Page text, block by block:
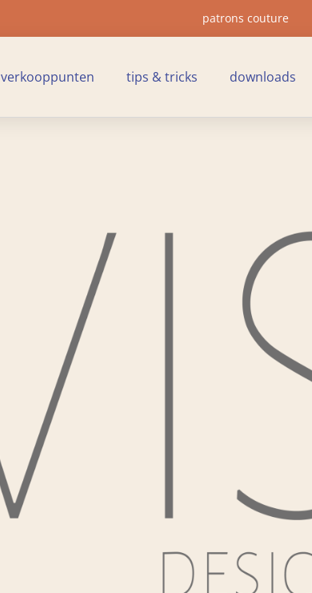
patrons couture
verkooppunten tips & tricks downloads